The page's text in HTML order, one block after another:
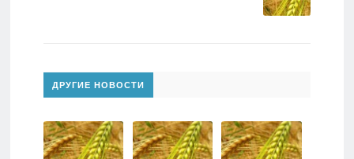
ДРУГИЕ НОВОСТИ